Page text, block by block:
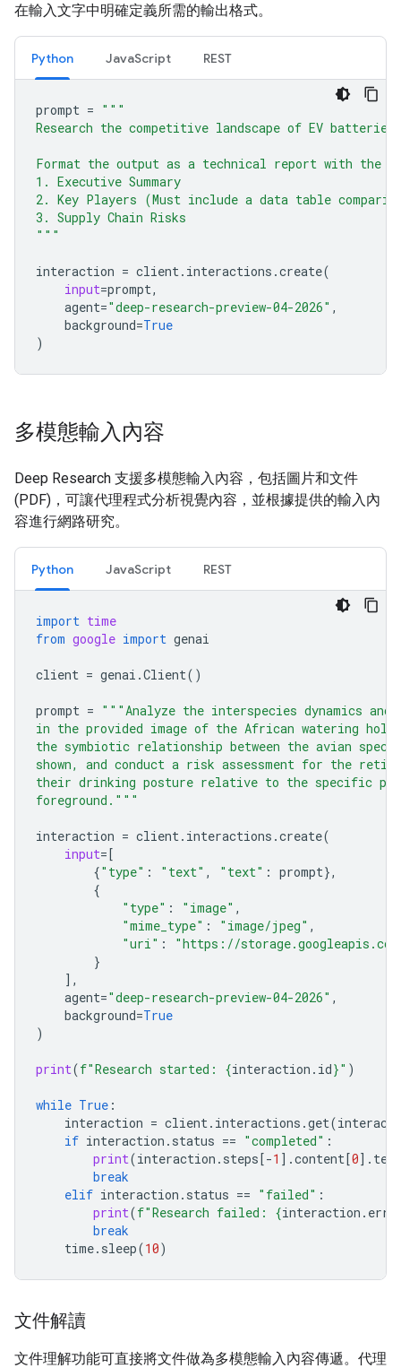
在輸入文字中明確定義所需的輸出格式。
Python JavaScript REST
prompt = """
Research the competitive landscape of EV batteries.
Format the output as a technical report with the
1. Executive Summary
2. Key Players (Must include a data table
3. Supply Chain Risks
"""
interaction = client. interactions .create(
input=prompt,
agent="deep-research-preview-04-2026" ,
background=True
)
多模態輸入內容
Deep Research 支援多模態輸入內容，包括圖片和文件
(PDF)，可讓代理程式分析視覺內容，並根據提供的輸入內
容進行網路研究。
Python JavaScript REST
import time
from google import genai
client = genai .Client()
prompt = """Analyze the interspecies dynamics
in the provided image of the African watering
the symbiotic relationship between the avian
shown, and conduct a risk assessment for the
their drinking posture relative to the specific
foreground."""
interaction = client. interactions .create(
input=[
{"type" : "text" , "text" : prompt},
{
"type" : "image" ,
"mime_type" : "image/jpeg" ,
"uri" :
"https://
}
],
agent="deep-research-preview-04-2026" ,
background=True
)
print(f"Research started: {interaction . id}" )
while True :
interaction = client. interactions .get(
if interaction . status == "completed" :
print(interaction . steps[-1 ] .content[0] . text
break
elif interaction . status == "failed" :
print(f"Research failed: {interaction .
break
time. sleep(10)
文件解讀
文件理解功能可直接將文件做為多模態輸入內容傳遞。代理